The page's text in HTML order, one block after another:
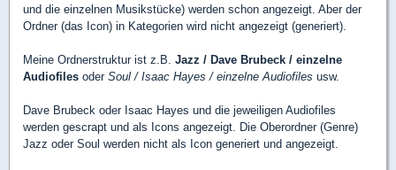
und die einzelnen Musikstücke) werden schon angezeigt. Aber der
Ordner (das Icon) in Kategorien wird nicht angezeigt (generiert).
Meine Ordnerstruktur ist z.B. Jazz / Dave Brubeck / einzelne
Audiofiles oder Soul / Isaac Hayes / einzelne Audiofiles usw.
Dave Brubeck oder Isaac Hayes und die jeweiligen Audiofiles
werden gescrapt und als Icons angezeigt. Die Oberordner (Genre)
Jazz oder Soul werden nicht als Icon generiert und angezeigt.